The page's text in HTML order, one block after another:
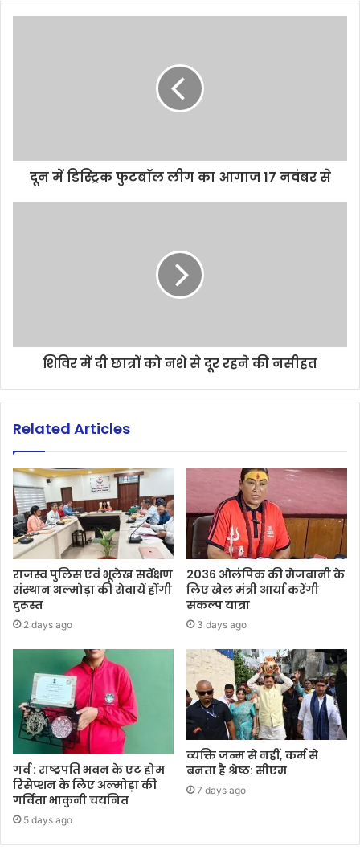
दून में डिस्ट्रिक फुटबाॅल लीग का आगाज 17 नवंबर से
शिविर में दी छात्रों को नशे से दूर रहने की नसीहत
Related Articles
राजस्व पुलिस एवं भूलेख सर्वेक्षण
संस्थान अल्मोड़ा की सेवायें होंगी
दुरूस्त
2 days ago
2036 ओलंपिक की मेजबानी के
लिए खेल मंत्री आर्या करेंगी
संकल्प यात्रा
3 days ago
गर्व : राष्ट्रपति भवन के एट होम
रिसेप्शन के लिए अल्मोड़ा की
गर्विता भाकुनी चयनित
5 days ago
व्यक्ति जन्म से नहीं, कर्म से
बनता है श्रेष्ठ: सीएम
7 days ago